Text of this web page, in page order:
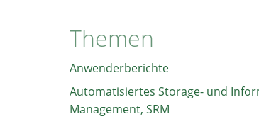
Themen
Anwenderberichte
Automatisiertes Storage- und
Management, SRM